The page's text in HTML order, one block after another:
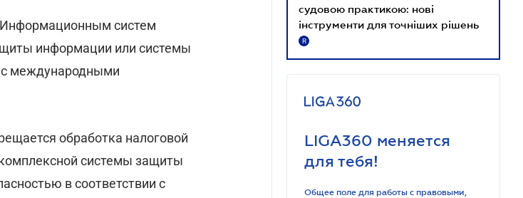
Информационным систем
информации или системы
с международными
обработка налоговой
системы защиты
в соответствии с
судовою практикою: нові
інструменти для точніших рішень
R
LIGA360 меняется
для тебя!
Общее поле для работы с правовыми,